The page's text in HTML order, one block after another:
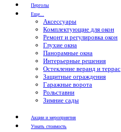
Перголы
Еще...
Аксессуары
Комплектующие для окон
Ремонт и регулировка окон
Глухие окна
Панорамные окна
Интерьерные решения
Остекление веранд и террас
Защитные ограждения
Гаражные ворота
Рольставни
Зимние сады
Акции и мероприятия
Узнать стоимость